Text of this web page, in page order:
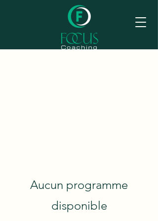
Aucun programme
disponible